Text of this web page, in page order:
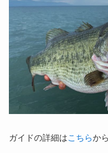
ガイドの詳細はこちらか